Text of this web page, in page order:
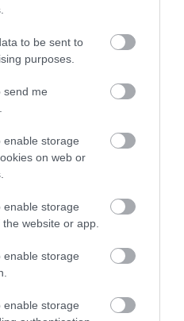
to be sent to
purposes.
send me
enable storage
on web or
enable storage
website or app.
enable storage
enable storage
που
των
απεικονιστικές
αυτοί παράγουν ένα
υγιή δάκρυα.
ειδικές
όπως η
συνοχής (OCT),
του
«Η τελευταία
τον/την